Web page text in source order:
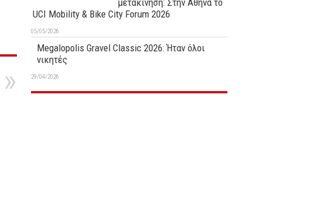
μετακίνηση: Στην Αθήνα το
UCI Mobility & Bike City Forum 2026
05/05/2026
Megalopolis Gravel Classic 2026: Ήταν όλοι
νικητές
29/04/2026